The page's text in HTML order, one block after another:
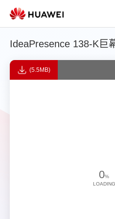
IdeaPresence 138-K巨
(5.5MB)
0%
LOADING